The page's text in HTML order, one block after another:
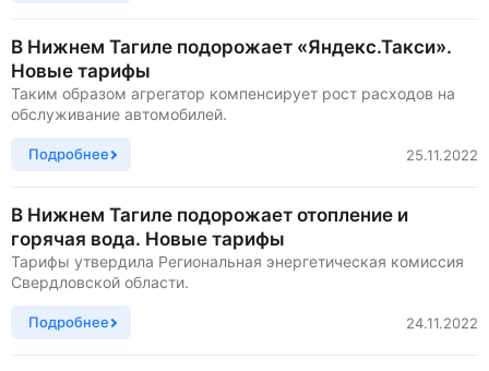
В Нижнем Тагиле подорожает «Яндекс.Такси».
Новые тарифы
Таким образом агрегатор компенсирует рост расходов на
обслуживание автомобилей.
Подробнее 25.11.2022
В Нижнем Тагиле подорожает отопление и
горячая вода. Новые тарифы
Тарифы утвердила Региональная энергетическая комиссия
Свердловской области.
Подробнее 24.11.2022